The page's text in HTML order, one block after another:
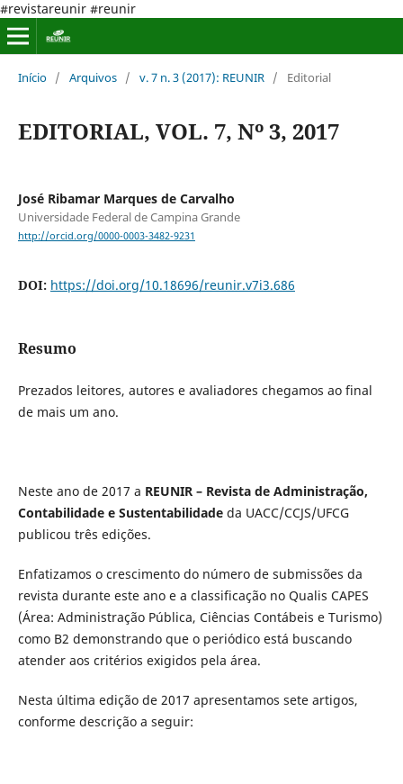
#revistareunir #reunir
Início / Arquivos / v. 7 n. 3 (2017): REUNIR / Editorial
EDITORIAL, VOL. 7, Nº 3, 2017
José Ribamar Marques de Carvalho
Universidade Federal de Campina Grande
http://orcid.org/0000-0003-3482-9231
DOI: https://doi.org/10.18696/reunir.v7i3.686
Resumo
Prezados leitores, autores e avaliadores chegamos ao final
de mais um ano.
Neste ano de 2017 a REUNIR – Revista de Administração,
Contabilidade e Sustentabilidadeda UACC/CCJS/UFCG
publicou três edições.
Enfatizamos o crescimento do número de submissões da
revista durante este ano e a classificação no Qualis CAPES
(Área: Administração Pública, Ciências Contábeis e Turismo)
como B2 demonstrando que o periódico está buscando
atender aos critérios exigidos pela área.
Nesta última edição de 2017 apresentamos sete artigos,
conforme descrição a seguir: